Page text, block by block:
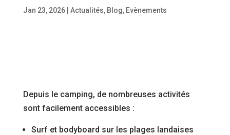
Jan 23, 2026| Actualités, Blog, Evènements
Depuis le camping, de nombreuses activités
sont facilement accessibles :
Surf et bodyboard sur les plages landaises